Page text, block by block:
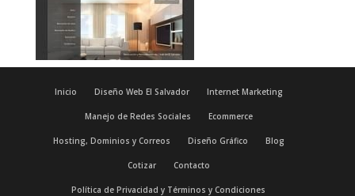
Inicio Diseño Web El Salvador Internet Marketing
Manejo de Redes Sociales Ecommerce
Hosting, Dominios y Correos Diseño Gráfico Blog
Cotizar Contacto
Política de Privacidad y Términos y Condiciones